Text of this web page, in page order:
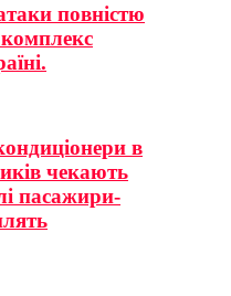
повністю
в
чекають
пасажири-